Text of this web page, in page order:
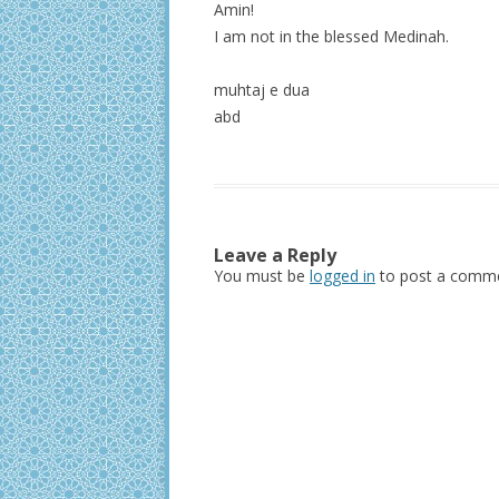
Amin!
I am not in the blessed Medinah.
muhtaj e dua
abd
Leave a Reply
You must be logged in to post a